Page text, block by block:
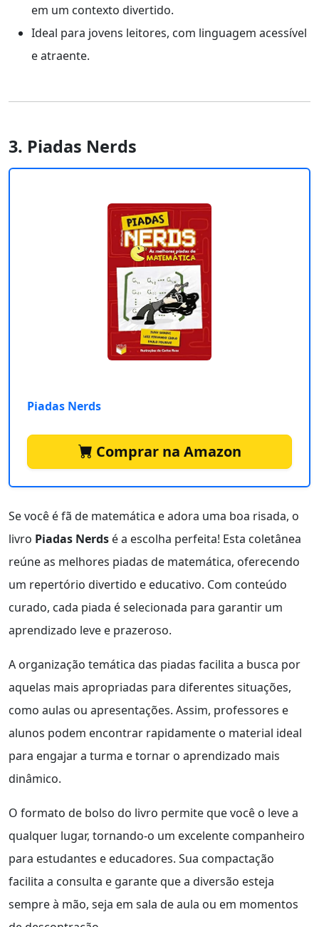
em um contexto divertido.
Ideal para jovens leitores, com linguagem acessível
e atraente.
3. Piadas Nerds
Piadas Nerds
Comprar na Amazon
Se você é fã de matemática e adora uma boa risada, o
livro Piadas Nerds é a escolha perfeita! Esta coletânea
reúne as melhores piadas de matemática, oferecendo
um repertório divertido e educativo. Com conteúdo
curado, cada piada é selecionada para garantir um
aprendizado leve e prazeroso.
A organização temática das piadas facilita a busca por
aquelas mais apropriadas para diferentes situações,
como aulas ou apresentações. Assim, professores e
alunos podem encontrar rapidamente o material ideal
para engajar a turma e tornar o aprendizado mais
dinâmico.
O formato de bolso do livro permite que você o leve a
qualquer lugar, tornando-o um excelente companheiro
para estudantes e educadores. Sua compactação
facilita a consulta e garante que a diversão esteja
sempre à mão, seja em sala de aula ou em momentos